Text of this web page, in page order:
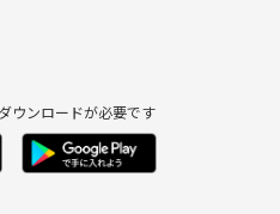
ウンロードが必要です